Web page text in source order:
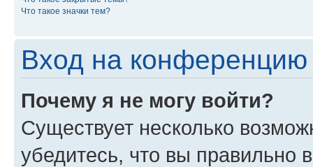
Что такое значки тем?
Вход на конференцию
Почему я не могу войти?
Существует несколько
убедитесь, что вы правильно